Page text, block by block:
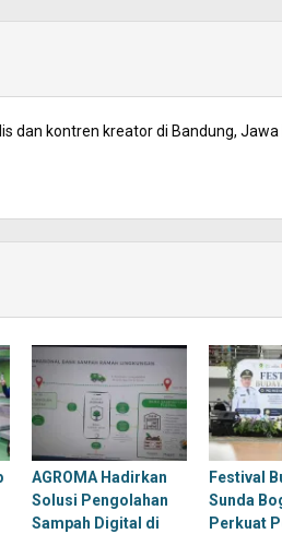
dan kontren kreator di Bandung,
AGROMA Hadirkan
Solusi Pengolahan
Sampah Digital di
Festival
Sunda
Perkuat